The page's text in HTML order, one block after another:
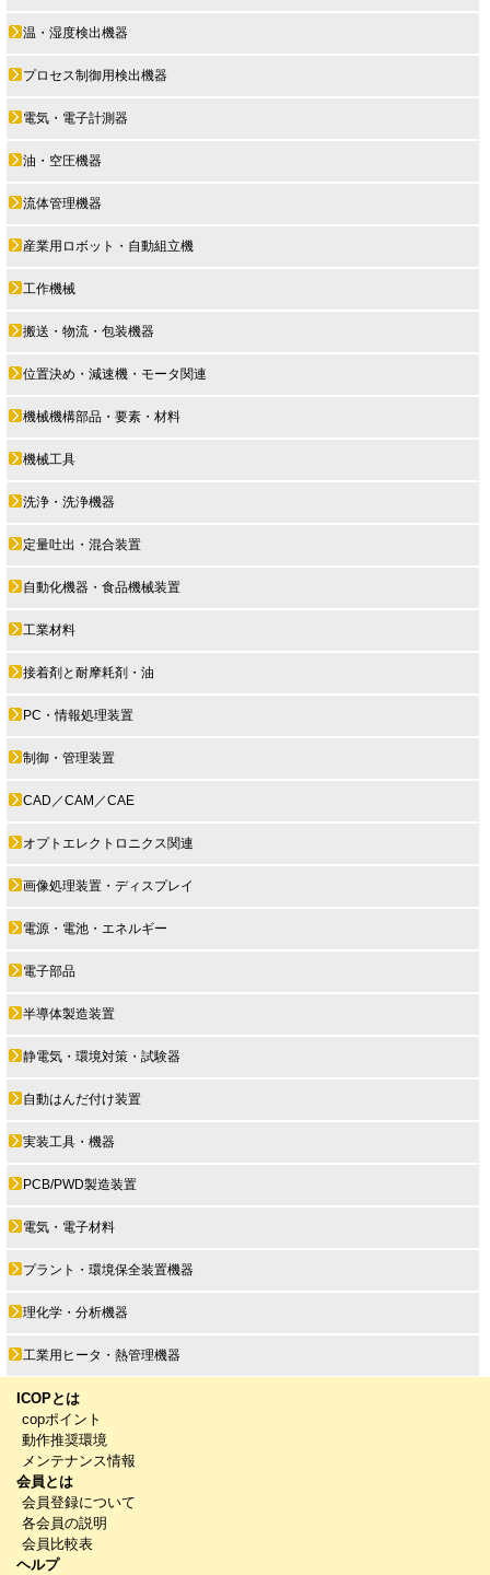
温・湿度検出機器
プロセス制御用検出機器
電気・電子計測器
油・空圧機器
流体管理機器
産業用ロボット・自動組立機
工作機械
搬送・物流・包装機器
位置決め・減速機・モータ関連
機械機構部品・要素・材料
機械工具
洗浄・洗浄機器
定量吐出・混合装置
自動化機器・食品機械装置
工業材料
接着剤と耐摩耗剤・油
PC・情報処理装置
制御・管理装置
CAD／CAM／CAE
オプトエレクトロニクス関連
画像処理装置・ディスプレイ
電源・電池・エネルギー
電子部品
半導体製造装置
静電気・環境対策・試験器
自動はんだ付け装置
実装工具・機器
PCB/PWD製造装置
電気・電子材料
プラント・環境保全装置機器
理化学・分析機器
工業用ヒータ・熱管理機器
ICOPとは
copポイント
動作推奨環境
メンテナンス情報
会員とは
会員登録について
各会員の説明
会員比較表
ヘルプ